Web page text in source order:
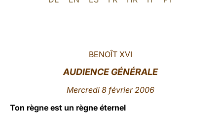
BENOÎT XVI
AUDIENCE GÉNÉRALE
Mercredi 8 février 2006
Ton règne est un règne éternel